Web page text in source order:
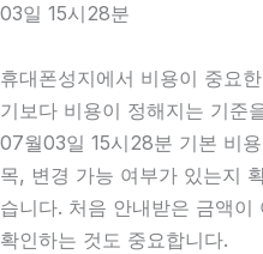
03일 15시28분
휴대폰성지에서 비용이 중요
기보다 비용이 정해지는 기준
07월03일 15시28분 기본 비
목, 변경 가능 여부가 있는지
습니다. 처음 안내받은 금액
확인하는 것도 중요합니다.